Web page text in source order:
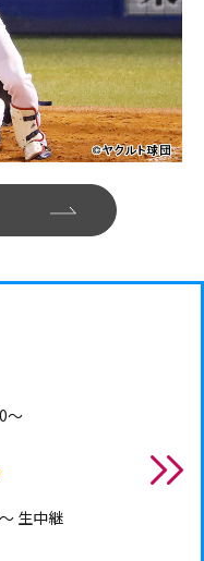
～
生中継